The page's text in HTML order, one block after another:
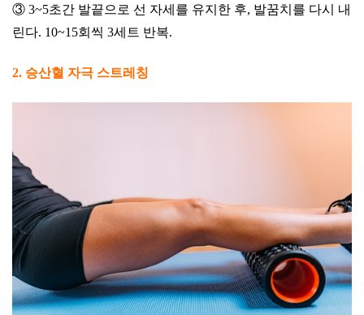
③ 3~5초간 발끝으로 선 자세를 유지한 후, 발꿈치를 다시 내
린다. 10~15회씩 3세트 반복.
2. 승산혈 자극 스트레칭